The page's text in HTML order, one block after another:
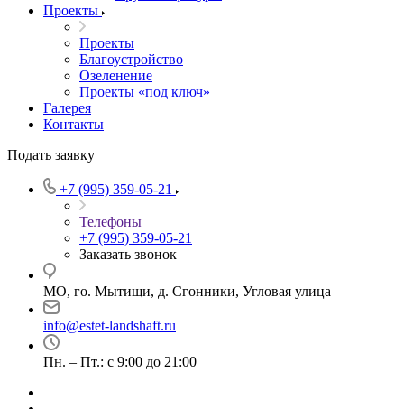
Проекты
Проекты
Благоустройство
Озеленение
Проекты «под ключ»
Галерея
Контакты
Подать заявку
+7 (995) 359-05-21
Телефоны
+7 (995) 359-05-21
Заказать звонок
МО, го. Мытищи, д. Сгонники, Угловая улица
info@estet-landshaft.ru
Пн. – Пт.: с 9:00 до 21:00